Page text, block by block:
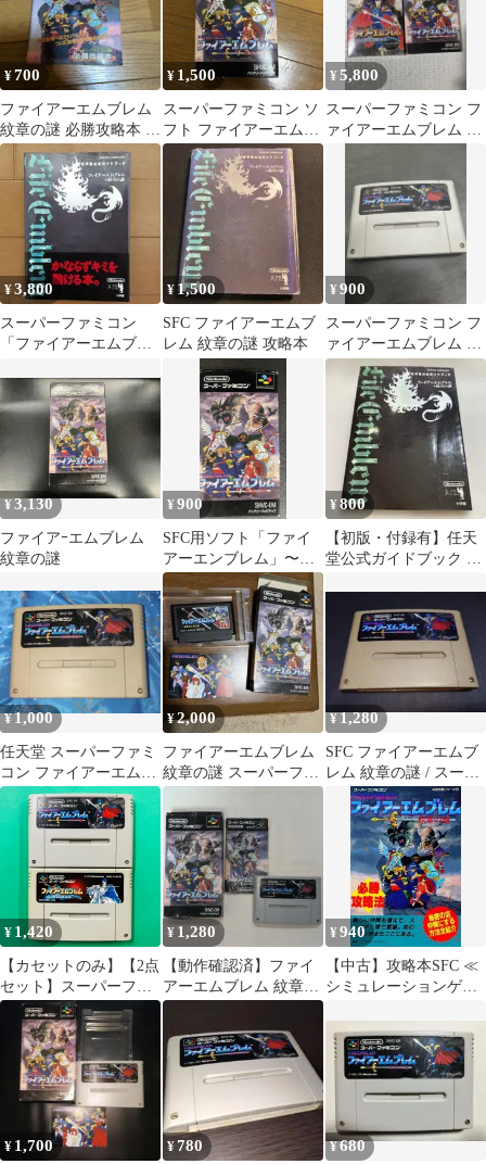
¥700
ファイアーエムブレム
紋章の謎 必勝攻略本 覇
王ゲームスペシャル
¥ 1,500
スーパーファミコン ソ
フト ファイアーエムブ
レム 紋章の謎
¥5,800
スーパーファミコン フ
ァイアーエムブレム 2
¥3,800
スーパーファミコン
「ファイアーエムブレ
式ガイドブック
¥1,500
SFC ファイアーエムブ
レム 紋章の謎 攻略本
¥900
スーパーファミコン フ
ァイアーエムブレム 紋
章の謎
¥3,130
ファイアｰエムブレム
紋章の謎
¥900
SFC用ソフト「ファイ
アーエンブレム」〜紋
章の謎〜
¥800
【初版・付録有】任天
堂公式ガイドブック フ
¥1,000
任天堂 スーパーファミ
コン ファイアーエムブ
レム 紋章の謎
¥2,000
ファイアーエムブレム
紋章の謎 スーパーファ
ミコン
¥1,280
SFC ファイアーエムブ
レム 紋章の謎 / スーパ
ーファミコン 難あり
(接触難)
¥ 1,420
【カセットのみ】【2点
セット】スーパーファ
ミコン ファイアーエム
ブレム 紋章の謎 ファイ
アーエムブレム 聖戦の
系譜 任天堂 ニンテンド
ー スーファミ SFC ①
¥ 1,280
【動作確認済】ファイ
アーエムブレム 紋章の
謎 任天堂 SFC
¥940
【中古】攻略本SFC ≪
シミュレーションゲー
ムブレム 紋章の謎 必勝
攻略法
¥ 1,700 ¥780 ¥680